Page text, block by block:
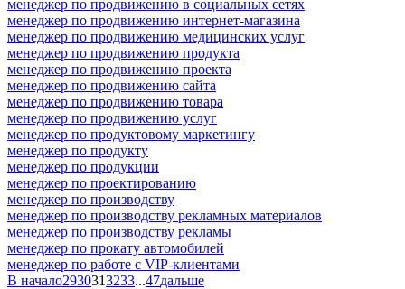
менеджер по продвижению в социальных сетях
менеджер по продвижению интернет-магазина
менеджер по продвижению медицинских услуг
менеджер по продвижению продукта
менеджер по продвижению проекта
менеджер по продвижению сайта
менеджер по продвижению товара
менеджер по продвижению услуг
менеджер по продуктовому маркетингу
менеджер по продукту
менеджер по продукции
менеджер по проектированию
менеджер по производству
менеджер по производству рекламных материалов
менеджер по производству рекламы
менеджер по прокату автомобилей
менеджер по работе с VIP-клиентами
В начало2930313233...47дальше